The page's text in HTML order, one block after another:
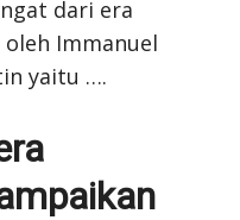
dari era
Immanuel
yaitu ….